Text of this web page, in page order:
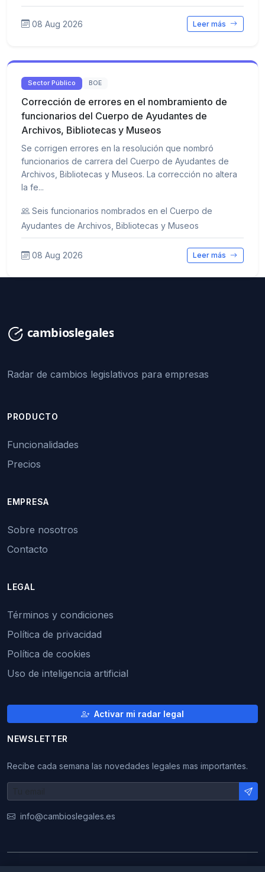
08 Aug 2026 Leer más
Sector Público BOE
Corrección de errores en el nombramiento de
funcionarios del Cuerpo de Ayudantes de
Archivos, Bibliotecas y Museos
Se corrigen errores en la resolución que nombró
funcionarios de carrera del Cuerpo de Ayudantes de
Archivos, Bibliotecas y Museos. La corrección no altera
la fe...
Seis funcionarios nombrados en el Cuerpo de
Ayudantes de Archivos, Bibliotecas y Museos
08 Aug 2026 Leer más
Radar de cambios legislativos para empresas
PRODUCTO
Funcionalidades
Precios
EMPRESA
Sobre nosotros
Contacto
LEGAL
Términos y condiciones
Política de privacidad
Política de cookies
Uso de inteligencia artificial
Activar mi radar legal
NEWSLETTER
Recibe cada semana las novedades legales mas importantes.
info@cambioslegales.es